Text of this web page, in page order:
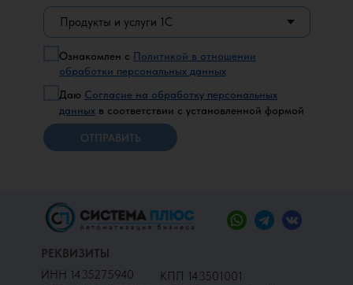
Ознакомлен с Политикой в отношении
обработки персональных данных
Даю Согласие на обработку персональных
данных в соответствии с установленной формой
ОТПРАВИТЬ
ИНН 1435275940
РЕКВИЗИТЫ
КПП 143501001